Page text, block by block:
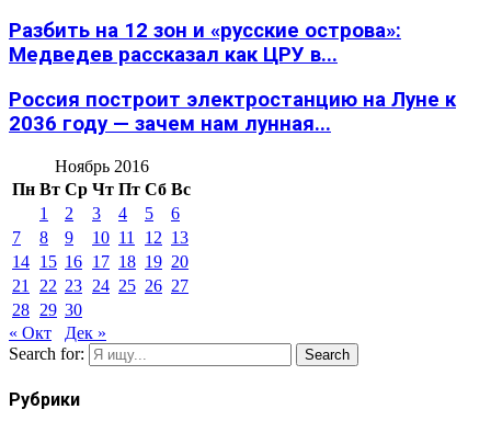
Разбить на 12 зон и «русские острова»:
Медведев рассказал как ЦРУ в...
Россия построит электростанцию на Луне к
2036 году — зачем нам лунная...
Ноябрь 2016
Пн Вт Ср Чт Пт Сб Вс
1
2 3 4 5
6
7
8 9 10 11 12 13
14 15 16 17 18 19 20
21
22 23 24 25 26 27
28 29 30
« Окт
Дек »
Search for:
Search
Рубрики